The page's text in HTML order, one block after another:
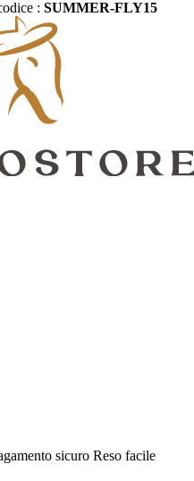
: SUMMER-FLY15
sicuro Reso facile